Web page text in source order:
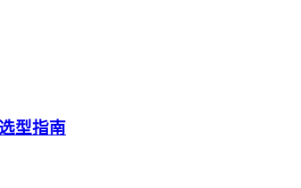
型指南